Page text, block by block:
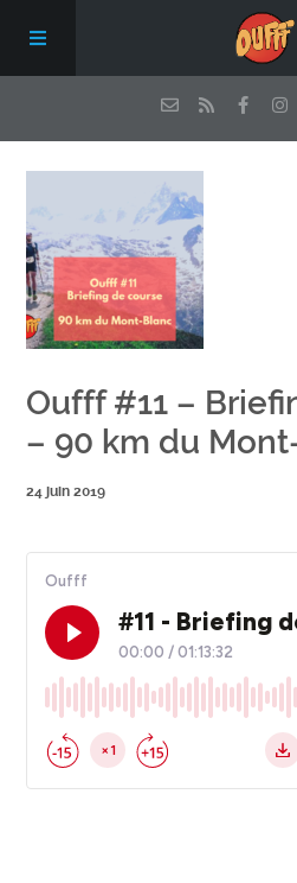
Episodes
Qui sommes nous ?
Les conseils de Oufff
Nous soutenir
Oufff #11 –
– 90 km du
24 juin 2019